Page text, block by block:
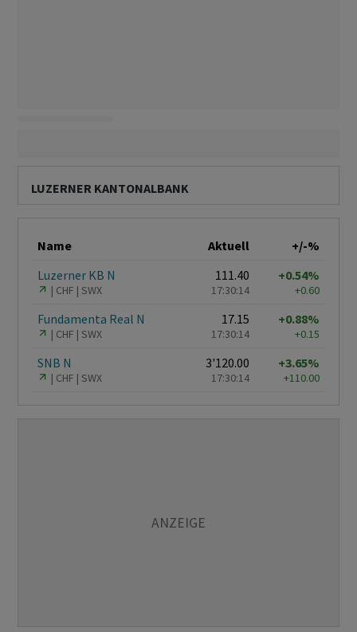
LUZERNER KANTONALBANK
Name Aktuell
+/-%
Luzerner KB N
CHF SWX
111.40
17:30:14
+0.54%
+0.60
Fundamenta Real N
CHF SWX
17.15
17:30:14
+0.88%
+0.15
SNB N
CHF SWX
3'120.00
17:30:14
+3.65%
+110.00